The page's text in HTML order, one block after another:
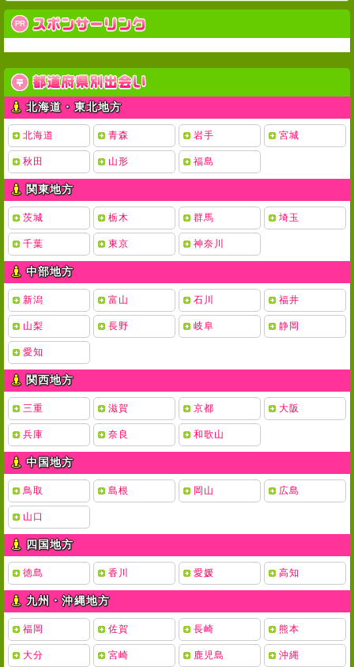
北海道・東北地方
北海道 青森 岩手 宮城
秋田 山形 福島
関東地方
茨城 栃木 群馬 埼玉
千葉 東京 神奈川
中部地方
新潟 富山 石川 福井
山梨 長野 岐阜 静岡
愛知
関西地方
三重 滋賀 京都 大阪
兵庫 奈良 和歌山
中国地方
鳥取 島根 岡山 広島
山口
四国地方
徳島 香川 愛媛 高知
九州・沖縄地方
福岡 佐賀 長崎 熊本
大分 宮崎 鹿児島 沖縄